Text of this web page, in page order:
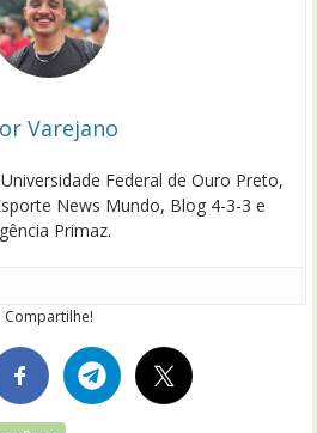
Varejano
Federal de Ouro Preto,
News Mundo, Blog 4-3-3 e
Primaz.
Compartilhe!